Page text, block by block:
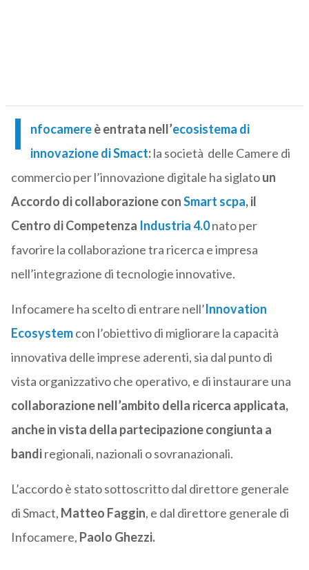
I nfocamereè entrata nell’ecosistema di
innovazione di Smact:la società delle Camere di
commercio per l’innovazione digitale ha siglatoun
Accordo di collaborazione conSmart scpa, il
Centro di Competenza Industria 4.0nato per
favorire la collaborazione tra ricerca e impresa
nell’integrazione di tecnologie innovative.
Infocamere ha scelto di entrare nell’Innovation
Ecosystemcon l’obiettivo di migliorare la capacità
innovativa delle imprese aderenti, sia dal punto di
vista organizzativo che operativo, e di instaurare una
collaborazione nell’ambito della ricerca applicata,
anche in vista della partecipazione congiunta a
bandiregionali, nazionali o sovranazionali.
L’accordo è stato sottoscritto dal direttore generale
di Smact, Matteo Faggin, e dal direttore generale di
Infocamere, Paolo Ghezzi.